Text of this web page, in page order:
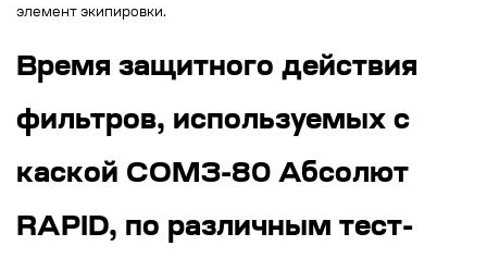
элемент экипировки.
Время защитного действия
фильтров, используемых с
каской СОМЗ-80 Абсолют
RAPID, по различным тест-